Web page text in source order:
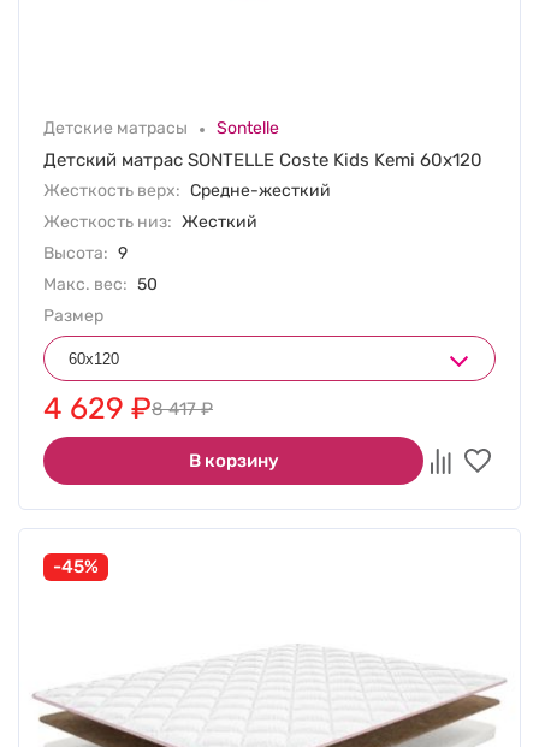
Детские матрасы Sontelle
Детский матрас SONTELLE Coste Kids Kemi 60х120
Жесткость верх: Средне-жесткий
Жесткость низ: Жесткий
Высота: 9
Макс. вес: 50
Размер
4 629 ₽8 417₽
В корзину
-45%